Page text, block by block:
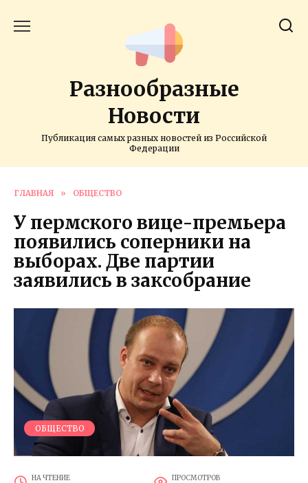
Разнообразные
Новости
Публикация самых разных новостей из Российской
Федерации
ГЛАВНАЯ » ОБЩЕСТВО
У пермского вице-премьера
появились соперники на
выборах. Две партии
заявились в заксобрание
ОБЩЕСТВО
НА ЧТЕНИЕ ПРОСМОТРОВ